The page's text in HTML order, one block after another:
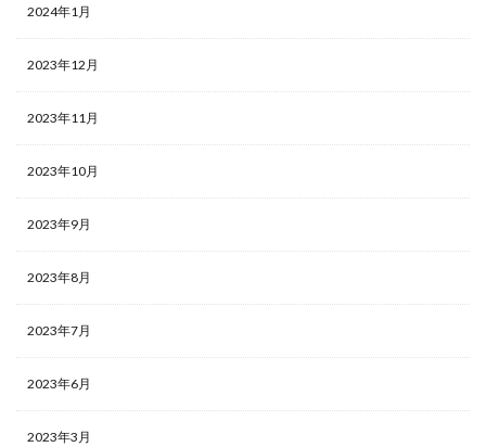
2024年1月
2023年12月
2023年11月
2023年10月
2023年9月
2023年8月
2023年7月
2023年6月
2023年3月